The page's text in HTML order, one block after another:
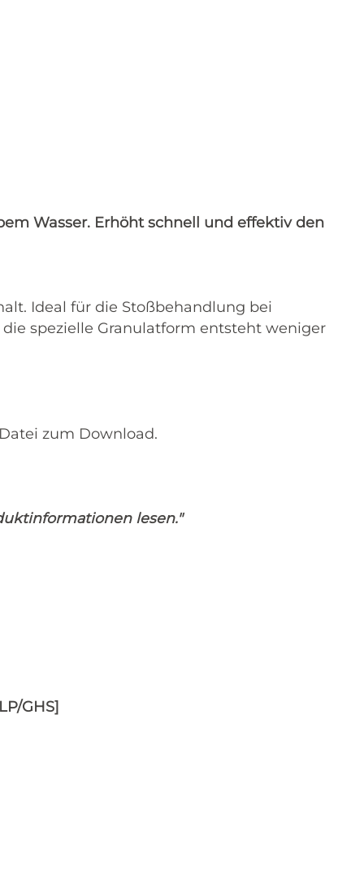
Wasser. Erhöht schnell und effektiv den
Ideal für die Stoßbehandlung bei
spezielle Granulatform entsteht weniger
zum Download.
lesen."
GHS]